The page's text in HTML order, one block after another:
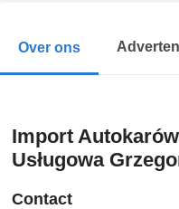
Over ons
Import
Usługowa
Contact